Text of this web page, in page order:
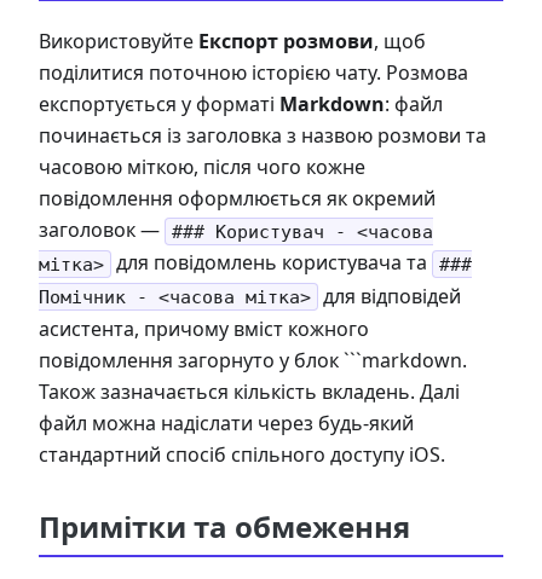
Використовуйте Експорт розмови, щоб
поділитися поточною історією чату. Розмова
експортується у форматі Markdown: файл
починається із заголовка з назвою розмови та
часовою міткою, після чого кожне
повідомлення оформлюється як окремий
заголовок — ### Користувач - <часова
мітка> для повідомлень користувача та
###
Помічник - <часова мітка> для відповідей
асистента, причому вміст кожного
повідомлення загорнуто у блок ```markdown.
Також зазначається кількість вкладень. Далі
файл можна надіслати через будь-який
стандартний спосіб спільного доступу iOS.
Примітки та обмеження